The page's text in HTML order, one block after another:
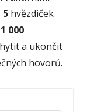
5 hvězdiček
000
a ukončit
hovorů.